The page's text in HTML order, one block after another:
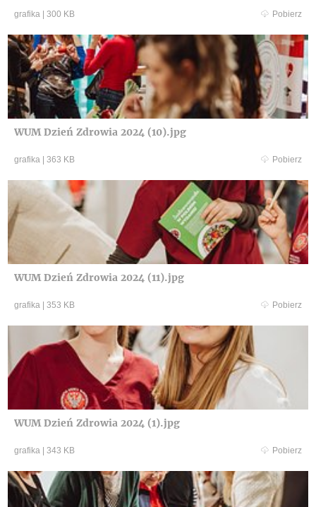
grafika 300 KB Pobierz
WUM Dzień Zdrowia 2024 (10).jpg
grafika 363 KB Pobierz
WUM Dzień Zdrowia 2024 (11).jpg
grafika 353 KB Pobierz
WUM Dzień Zdrowia 2024 (1).jpg
grafika 343 KB Pobierz